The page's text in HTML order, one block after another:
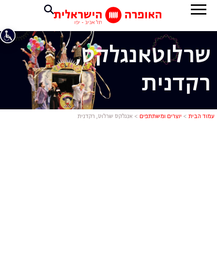
אנגלקס
שרלוטאנגלקס,
רקדנית
עמוד הבית > יוצרים ומשתתפים > אנגלקס שרלוט, רקדנית